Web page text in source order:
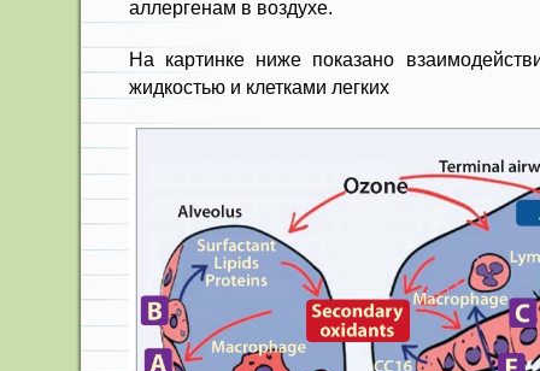
аллергенам в воздухе.
На картинке ниже показано
жидкостью и клетками легких